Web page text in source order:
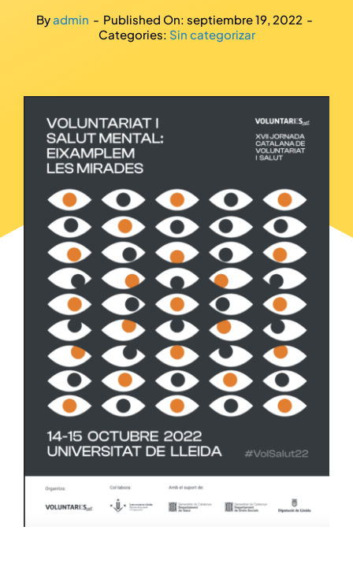
Byadmin - Published On: septiembre 19, 2022 -
Categories: Sin categorizar